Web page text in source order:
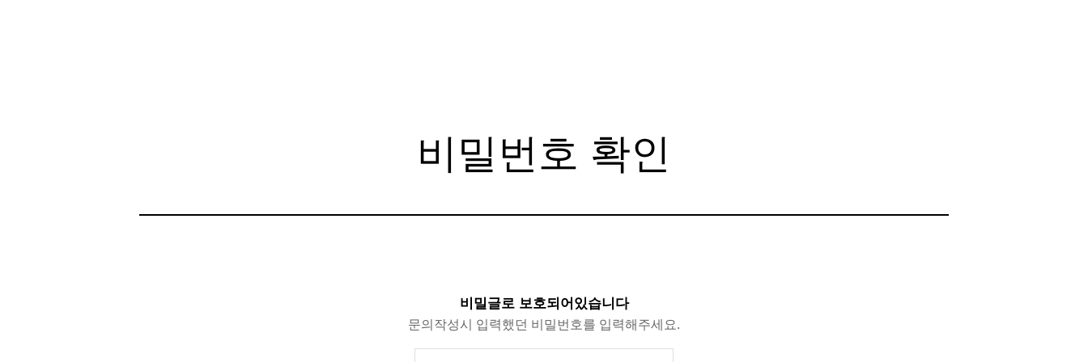
비밀번호 확인
비밀글로 보호되어있습니다
문의작성시 입력했던 비밀번호를 입력해주세요.